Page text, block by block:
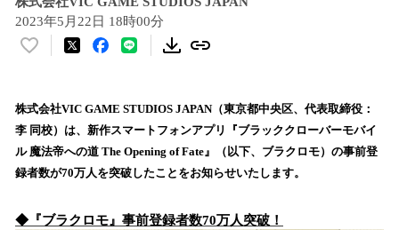
2023年5月22日 18時00分
い
！
数
を
読
み
株式会社VIC GAME STUDIOS JAPAN（東京都中央区、代表取締役：
李 同校）は、新作スマートフォンアプリ『ブラッククローバーモバイ
ル 魔法帝への道 The Opening of Fate』（以下、ブラクロモ）の事前登
録者数が70万人を突破したことをお知らせいたします。
◆『ブラクロモ』事前登録者数70万人突破！